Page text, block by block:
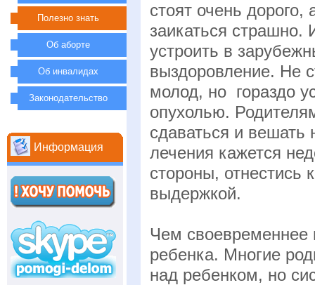
стоят очень дорого,
заикаться страшно.
устроить в
выздоровление. Не
молод, но гораздо
опухолью.
сдаваться и
лечения кажется
стороны, отнестись
выдержкой.
Чем своевременнее
ребенка. Многие
над ребенком, но
Полезно знать
Об аборте
Об инвалидах
Законодательство
Информация